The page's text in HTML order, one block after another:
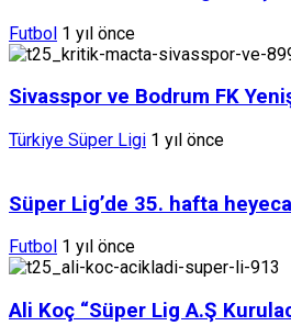
Futbol 1 yıl önce
Sivasspor ve Bodrum FK
Türkiye Süper Ligi 1 yıl önce
Süper Lig’de 35. hafta
Futbol 1 yıl önce
Ali Koç “Süper Lig A.Ş